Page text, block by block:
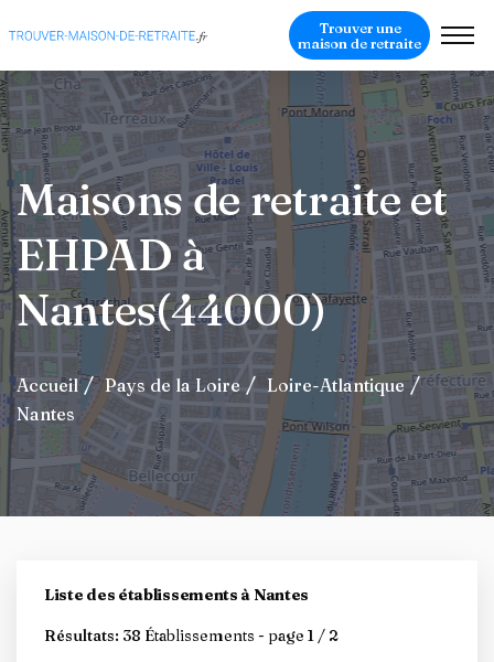
Trouver une
maison de retraite
Maisons de retraite et
EHPAD à
Nantes(44000)
Accueil Pays de la Loire
Loire-Atlantique
Nantes
Liste des établissements à Nantes
Résultats: 38 Établissements - page 1 / 2